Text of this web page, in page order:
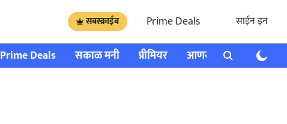
सबस्क्राईब Prime Deals साईन इन
Prime Deals सकाळ मनी प्रीमियर आणखी राशी भविष्य